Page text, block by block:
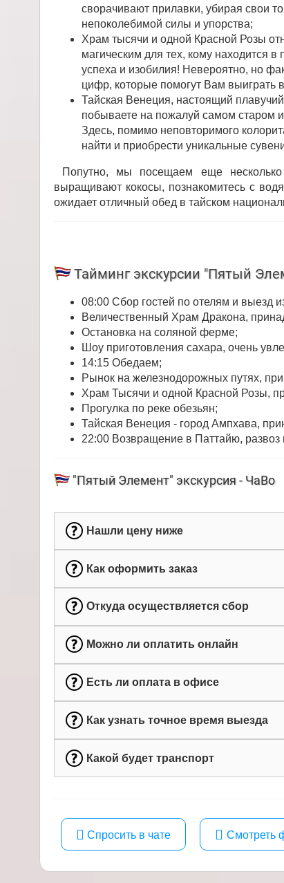
сворачивают прилавки, убирая свои
непоколебимой силы и упорства;
Храм тысячи и одной Красной Розы
магическим для тех, кому находится в
успеха и изобилия! Невероятно, но
цифр, которые помогут Вам выиграть
Тайская Венеция, настоящий
побываете на пожалуй самом старом
Здесь, помимо неповторимого
найти и приобрести уникальные
Попутно, мы посещаем еще
выращивают кокосы, познакомитесь с
ожидает отличный обед в тайском
Тайминг экскурсии "Пятый
08:00 Сбор гостей по отелям и выезд
Величественный Храм Дракона,
Остановка на соляной ферме;
Шоу приготовления сахара, очень
14:15 Обедаем;
Рынок на железнодорожных путях,
Храм Тысячи и одной Красной Розы,
Прогулка по реке обезьян;
Тайская Венеция - город Ампхава,
22:00 Возвращение в Паттайю, развоз
"Пятый Элемент" экскурсия - ЧаВо
Нашли цену ниже
Как оформить заказ
Откуда осуществляется сбор
Можно ли оплатить онлайн
Есть ли оплата в офисе
Как узнать точное время выезда
Какой будет транспорт
Спросить в чате Смотреть